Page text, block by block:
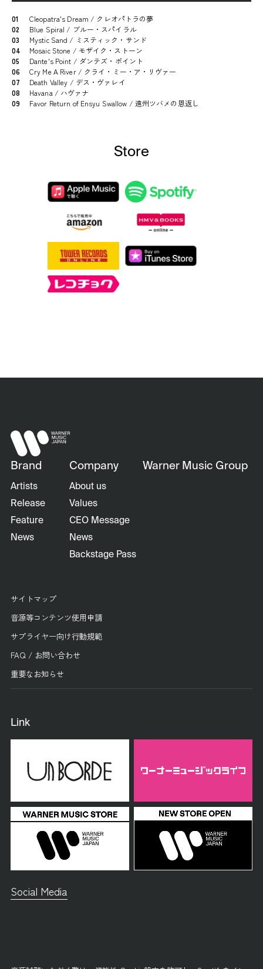
01
Cleopatra's Dream / クレオパトラの夢
02
Blue Spiral / ブルー・スパイラル
03
Mystic Sand / ミスティック・サンド
04
Mosaic Stone / モザイク・ストーン
05
Dante's Point / ダンテズ・ポイント
06
Cry Me A River / クライ・ミー・ア・リヴァー
07
Death Valley / デス・ヴァレイ
08
Havana / ハヴァナ
09
Favor Return of Ensyu Swallow / 遠州ツバメの恩返し
Store
Brand
Artists
Release
Feature
News
Company
About us
Values
CEO Message
News
Backstage Pass
Warner Music Group
サイトマップ
音源等コンテンツ使用申請
サプライヤー向け行動規範
FAQ / お問い合わせ
重要なお知らせ
Link
Social Media